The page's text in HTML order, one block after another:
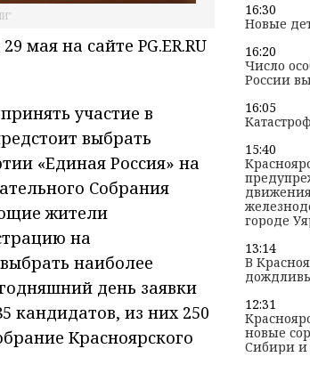
на сайте PG.ER.RU
участие в
выбрать
«Единая Россия» на
Собрания
жители
на
наиболее
день заявки
кандидатов, из них 250
Красноярского
16:30
Новые
16:20
Число
России
16:05
15:40
движения
городе
13:14
В
12:31
новые
Сибири и